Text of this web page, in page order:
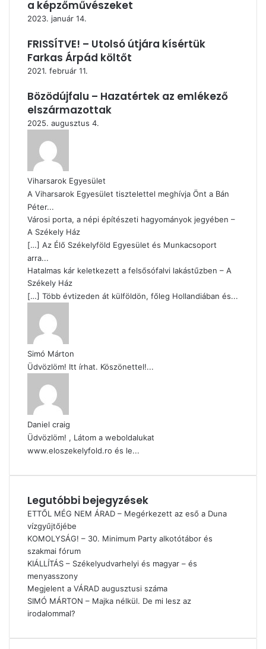
a képzőművészeket
2023. január 14.
FRISSÍTVE! – Utolsó útjára kísértük
Farkas Árpád költőt
2021. február 11.
Bözödújfalu – Hazatértek az emlékező
elszármazottak
2025. augusztus 4.
Viharsarok Egyesület
A Viharsarok Egyesület tisztelettel meghívja Önt a Bán
Péter...
Városi porta, a népi építészeti hagyományok jegyében –
A Székely Ház
[…] Az Élő Székelyföld Egyesület és Munkacsoport
arra...
Hatalmas kár keletkezett a felsősófalvi lakástűzben – A
Székely Ház
[…] Több évtizeden át külföldön, főleg Hollandiában és...
Simó Márton
Üdvözlöm! Itt írhat. Köszönettel!...
Daniel craig
Üdvözlöm! , Látom a weboldalukat
www.eloszekelyfold.ro és le...
Legutóbbi bejegyzések
ETTŐL MÉG NEM ÁRAD – Megérkezett az eső a Duna
vízgyűjtőjébe
KOMOLYSÁG! – 30. Minimum Party alkotótábor és
szakmai fórum
KIÁLLÍTÁS – Székelyudvarhelyi és magyar – és
menyasszony
Megjelent a VÁRAD augusztusi száma
SIMÓ MÁRTON – Majka nélkül. De mi lesz az
irodalommal?